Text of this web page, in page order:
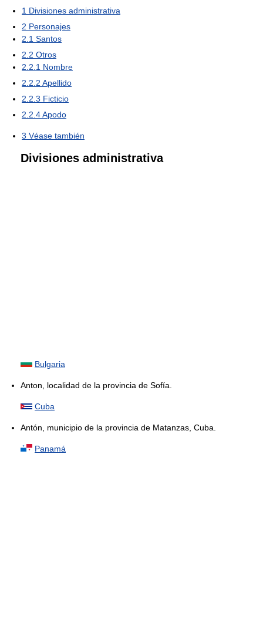
1 Divisiones administrativa
2 Personajes
2.1 Santos
2.2 Otros
2.2.1 Nombre
2.2.2 Apellido
2.2.3 Ficticio
2.2.4Apodo
3 Véase también
Divisiones administrativa
Bulgaria
Anton, localidad de la provincia de Sofía.
Cuba
Antón, municipio de la provincia de Matanzas, Cuba.
Panamá